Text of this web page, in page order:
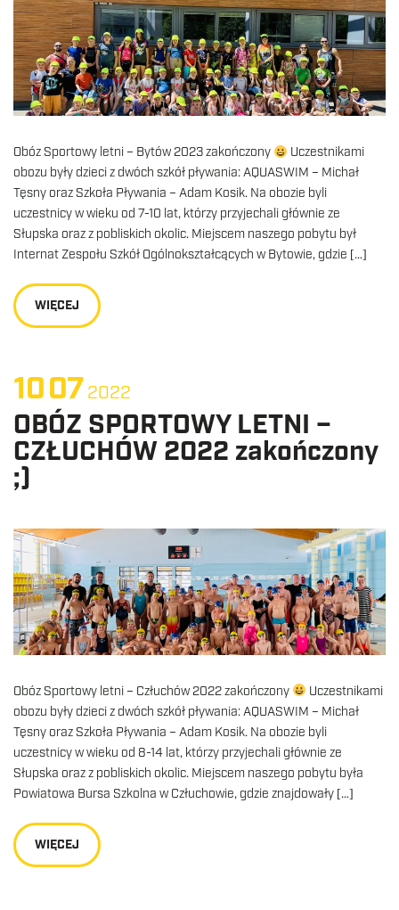
Obóz Sportowy letni – Bytów 2023 zakończony
Uczestnikami
obozu były dzieci z dwóch szkół pływania: AQUASWIM – Michał
Tęsny oraz Szkoła Pływania – Adam Kosik. Na obozie byli
uczestnicy w wieku od 7-10 lat, którzy przyjechali głównie ze
Słupska oraz z pobliskich okolic. Miejscem naszego pobytu był
Internat Zespołu Szkół Ogólnokształcących w Bytowie, gdzie […]
WIĘCEJ
10072022
OBÓZ SPORTOWY LETNI –
CZŁUCHÓW 2022 zakończony
;)
Obóz Sportowy letni – Człuchów 2022 zakończony
Uczestnikami
obozu były dzieci z dwóch szkół pływania: AQUASWIM – Michał
Tęsny oraz Szkoła Pływania – Adam Kosik. Na obozie byli
uczestnicy w wieku od 8-14 lat, którzy przyjechali głównie ze
Słupska oraz z pobliskich okolic. Miejscem naszego pobytu była
Powiatowa Bursa Szkolna w Człuchowie, gdzie znajdowały […]
WIĘCEJ